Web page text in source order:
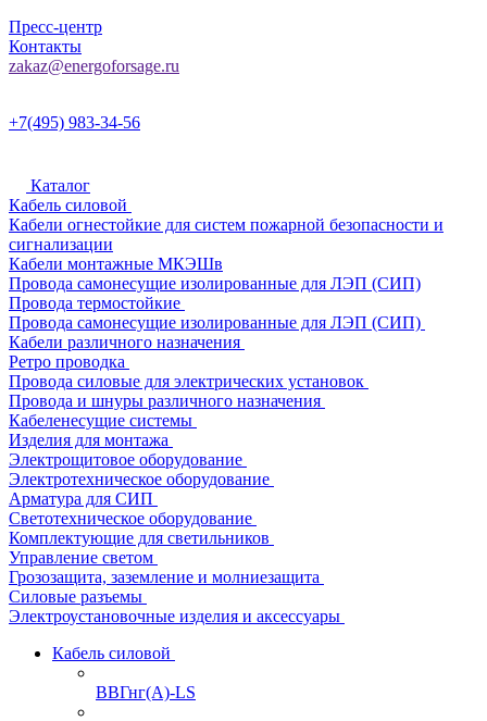
Пресс-центр
Контакты
zakaz@energoforsage.ru
+7(495) 983-34-56
Каталог
Кабель силовой
Кабели огнестойкие для систем пожарной безопасности и
сигнализации
Кабели монтажные МКЭШв
Провода самонесущие изолированные для ЛЭП (СИП)
Провода термостойкие
Провода самонесущие изолированные для ЛЭП (СИП)
Кабели различного назначения
Ретро проводка
Провода силовые для электрических установок
Провода и шнуры различного назначения
Кабеленесущие системы
Изделия для монтажа
Электрощитовое оборудование
Электротехническое оборудование
Арматура для СИП
Светотехническое оборудование
Комплектующие для светильников
Управление светом
Грозозащита, заземление и молниезащита
Силовые разъемы
Электроустановочные изделия и аксессуары
Кабель силовой
ВВГнг(А)-LS